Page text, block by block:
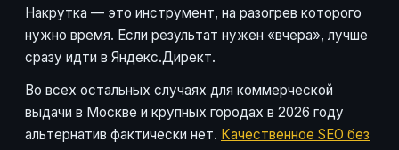
Накрутка — это инструмент, на разогрев которого
нужно время. Если результат нужен «вчера», лучше
сразу идти в Яндекс.Директ.
Во всех остальных случаях для коммерческой
выдачи в Москве и крупных городах в 2026 году
альтернатив фактически нет. Качественное SEO без